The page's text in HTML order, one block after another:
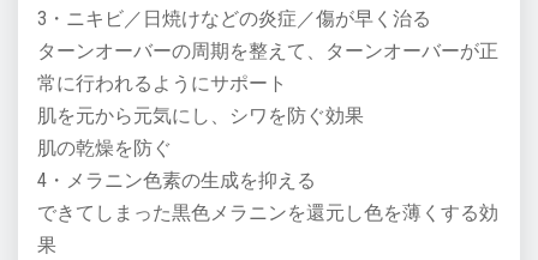
3・ニキビ／日焼けなどの炎症／傷が早く治る
ターンオーバーの周期を整えて、ターンオーバーが正
常に行われるようにサポート
肌を元から元気にし、シワを防ぐ効果
肌の乾燥を防ぐ
4・メラニン色素の生成を抑える
できてしまった黒色メラニンを還元し色を薄くする効
果